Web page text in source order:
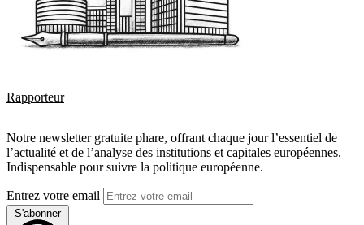
Rapporteur
Notre newsletter gratuite phare, offrant chaque jour l’essentiel de
l’actualité et de l’analyse des institutions et capitales européennes.
Indispensable pour suivre la politique européenne.
Entrez votre email
S'abonner